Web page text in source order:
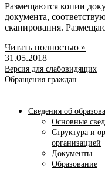
Размещаются копии
документа,
сканирования.
Читать полностью »
31.05.2018
Версия для слабовидящих
Обращения граждан
Сведения об
Основные
Структура и
организацией
Документы
Образование